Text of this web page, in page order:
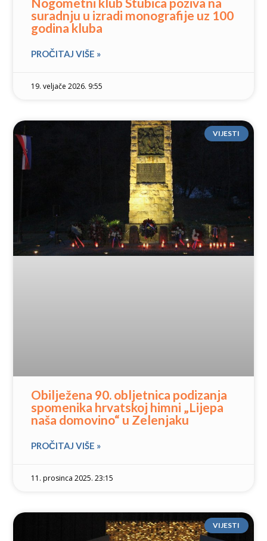
suradnju u izradi monografije uz 100
godina kluba
PROČITAJ VIŠE »
19. veljače 2026. 9:55
VIJESTI
Obilježena 90. obljetnica podizanja
spomenika hrvatskoj himni „Lijepa
naša domovino“ u Zelenjaku
PROČITAJ VIŠE »
11. prosinca 2025. 23:15
VIJESTI